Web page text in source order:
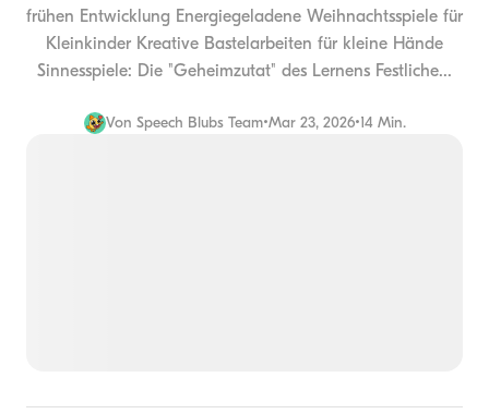
frühen Entwicklung Energiegeladene Weihnachtsspiele für
Kleinkinder Kreative Bastelarbeiten für kleine Hände
Sinnesspiele: Die "Geheimzutat" des Lernens Festliche...
Von Speech Blubs Team•Mar 23, 2026•14 Min.